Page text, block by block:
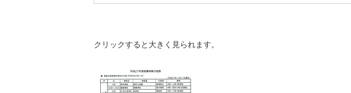
クリックすると大きく見られます。